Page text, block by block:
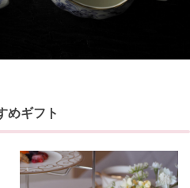
めギフト